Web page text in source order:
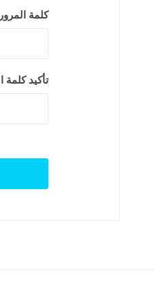
كلمة
تأكيد كلمة